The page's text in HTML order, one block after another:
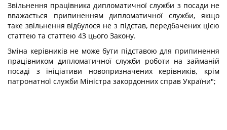
Звільнення працівника дипломатичної служби з посади не
вважається припиненням дипломатичної служби, якщо
таке звільнення відбулося не з підстав, передбачених цією
статтею та статтею 43 цього Закону.
Зміна керівників не може бути підставою для припинення
працівником дипломатичної служби роботи на займаній
посаді з ініціативи новопризначених керівників, крім
патронатної служби Міністра закордонних справ України";